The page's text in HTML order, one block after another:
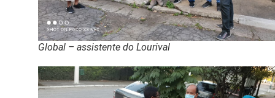
Global – assistente do Lourival